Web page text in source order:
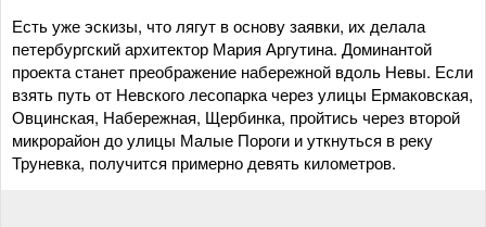
Есть уже эскизы, что лягут в основу заявки, их делала
петербургский архитектор Мария Аргутина. Доминантой
проекта станет преображение набережной вдоль Невы. Если
взять путь от Невского лесопарка через улицы Ермаковская,
Овцинская, Набережная, Щербинка, пройтись через второй
микрорайон до улицы Малые Пороги и уткнуться в реку
Труневка, получится примерно девять километров.